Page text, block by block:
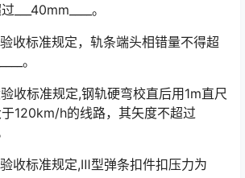
___40mm____。
收标准规定，轨条端头相错量不得超
。
收标准规定,钢轨硬弯校直后用1m直尺
120km/h的线路，其矢度不超过
收标准规定,Ⅲ型弹条扣件扣压力为